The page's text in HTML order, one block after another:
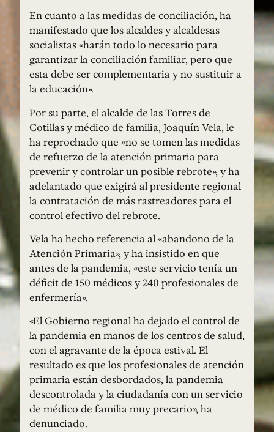
En cuanto a las medidas de conciliación, ha
manifestado que los alcaldes y alcaldesas
socialistas «harán todo lo necesario para
garantizar la conciliación familiar, pero que
esta debe ser complementaria y no sustituir a
la educación».
Por su parte, el alcalde de las Torres de
Cotillas y médico de familia, Joaquín Vela, le
ha reprochado que «no se tomen las medidas
de refuerzo de la atención primaria para
prevenir y controlar un posible rebrote», y ha
adelantado que exigirá al presidente regional
la contratación de más rastreadores para el
control efectivo del rebrote.
Vela ha hecho referencia al «abandono de la
Atención Primaria», y ha insistido en que
antes de la pandemia, «este servicio tenía un
déficit de 150 médicos y 240 profesionales de
enfermería».
«El Gobierno regional ha dejado el control de
la pandemia en manos de los centros de salud,
con el agravante de la época estival. El
resultado es que los profesionales de atención
primaria están desbordados, la pandemia
descontrolada y la ciudadanía con un servicio
de médico de familia muy precario», ha
denunciado.